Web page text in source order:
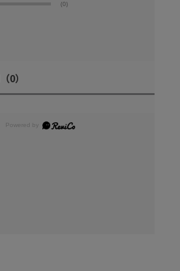
(0)
（0）